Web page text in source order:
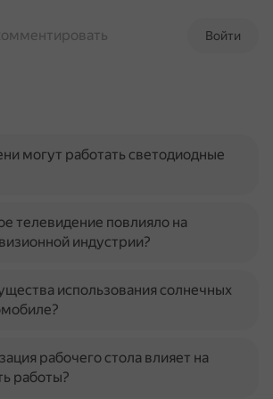
Войти
могут работать светодиодные
телевидение повлияло на
индустрии?
использования солнечных
рабочего стола влияет на
работы?